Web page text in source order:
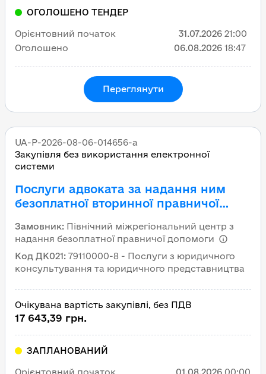
ОГОЛОШЕНО ТЕНДЕР
Орієнтовний початок 31.07.2026 21:00
Оголошено
06.08.2026 18:47
Переглянути
UA-P-2026-08-06-014656-a
Закупівля без використання електронної
системи
Послуги адвоката за надання ним
безоплатної вторинної правничої
центром доручень
Замовник: Північний міжрегіональний центр з
надання безоплатної правничої допомоги
Код ДК021: 79110000-8 - Послуги з юридичного
консультування та юридичного представництва
Очікувана вартість закупівлі, без ПДВ
17 643,39 грн.
ЗАПЛАНОВАНИЙ
Орієнтовний початок 01.08.2026 00:00